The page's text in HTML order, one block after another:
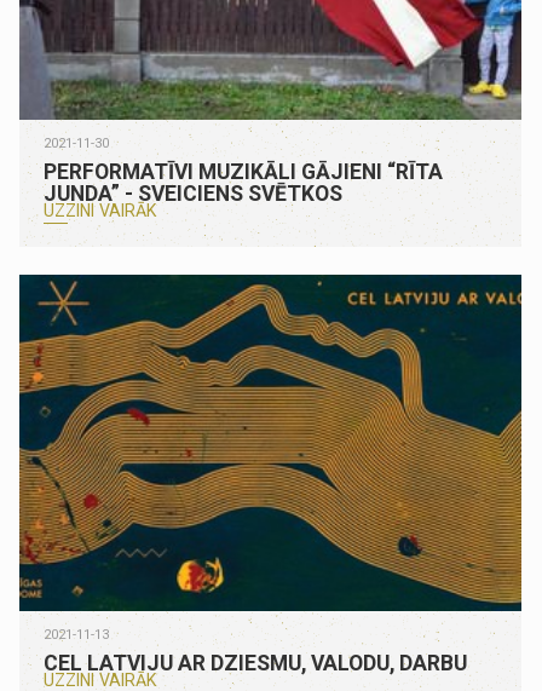
2021-11-30
PERFORMATĪVI MUZIKĀLI GĀJIENI “RĪTA
JUNDA” - SVEICIENS SVĒTKOS
UZZINI VAIRĀK
2021-11-13
CEL LATVIJU AR DZIESMU, VALODU, DARBU
UZZINI VAIRĀK